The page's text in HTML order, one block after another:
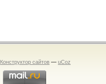
Конструктор сайтов — uCoz